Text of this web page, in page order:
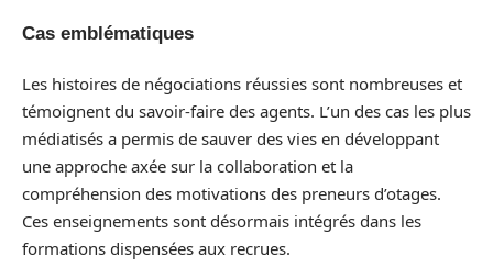
Cas emblématiques
Les histoires de négociations réussies sont nombreuses et
témoignent du savoir-faire des agents. L’un des cas les plus
médiatisés a permis de sauver des vies en développant
une approche axée sur la collaboration et la
compréhension des motivations des preneurs d’otages.
Ces enseignements sont désormais intégrés dans les
formations dispensées aux recrues.